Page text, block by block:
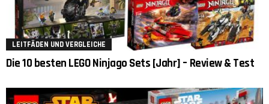
LEITFÄDEN UND VERGLEICHE
Die 10 besten LEGO Ninjago Sets [Jahr] – Review & Test